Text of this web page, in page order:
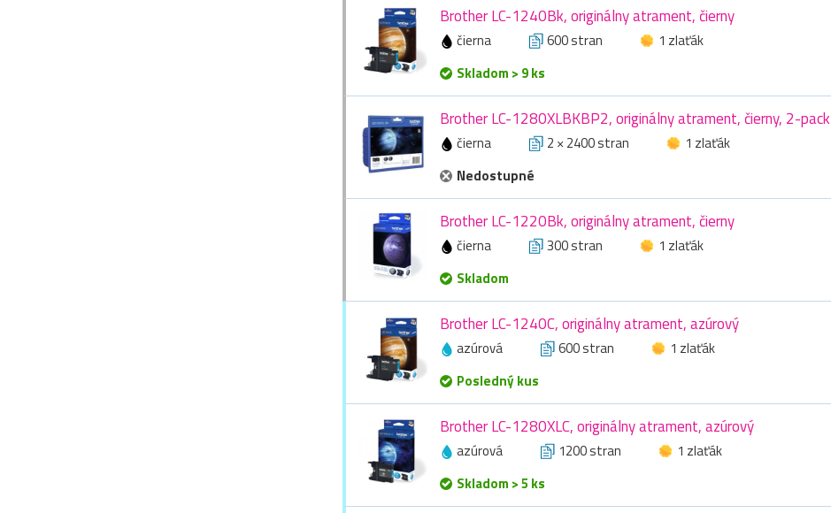
Brother LC-1240Bk, originálny atrament, čierny
čierna 600 stran
1 zlaťák
Skladom > 9 ks
Brother LC-1280XLBKBP2, originálny atrament, čierny, 2-pack
čierna 2 × 2400 stran
1 zlaťák
Nedostupné
Brother LC-1220Bk, originálny atrament, čierny
čierna 300 stran
1 zlaťák
Skladom
Brother LC-1240C, originálny atrament, azúrový
azúrová 600 stran
1 zlaťák
Posledný kus
Brother LC-1280XLC, originálny atrament, azúrový
azúrová 1200 stran
1 zlaťák
Skladom > 5 ks